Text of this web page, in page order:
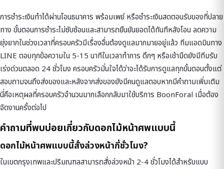
การชำระเงินทำได้ผ่านโอนธนาคาร พร้อมเพย์ หรือชำระเงินสดตอนรับของที่ปลาย
ทาง ขั้นตอนการชำระไม่ซับซ้อนและสามารถยืนยันยอดได้ทันทีหลังโอน ลดความ
ยุ่งยากในช่วงเวลาที่ครอบครัวมีเรื่องอื่นต้องดูแลมากมายอยู่แล้ว ทีมแอดมินทาง
LINE ตอบทุกข้อความใน 5-15 นาทีในเวลาทำการ ดึกๆ หรือเช้ามืดยังมีทีมรับ
เร่งด่วนตลอด 24 ชั่วโมง ครอบครัวมั่นใจได้ว่าจะได้รับการดูแลทุกขั้นตอนตั้งแต่
สอบถามจนถึงส่งของและหลังจากส่งของยังมีคนดูแลตอบหากมีคำถามเพิ่มเติม
นี่คือเหตุผลที่ครอบครัวจำนวนมากเลือกกลับมาใช้บริการ BoonForal เมื่อต้อง
จัดงานครั้งต่อไป
คำถามที่พบบ่อยเกี่ยวกับดอกไม้หน้าศพแบบนี้
ดอกไม้หน้าศพแบบนี้สั่งล่วงหน้ากี่ชั่วโมง?
ในเขตกรุงเทพและปริมณฑลสามารถสั่งล่วงหน้า 2-4 ชั่วโมงได้สำหรับแบบ